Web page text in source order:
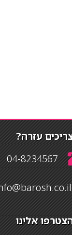
עזרה?
04-8234567
אלינו